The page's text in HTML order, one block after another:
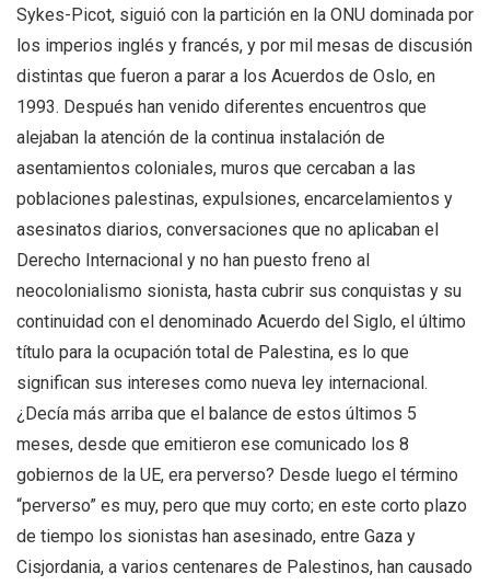
Sykes-Picot, siguió con la partición en la ONU dominada por
los imperios inglés y francés, y por mil mesas de discusión
distintas que fueron a parar a los Acuerdos de Oslo, en
1993. Después han venido diferentes encuentros que
alejaban la atención de la continua instalación de
asentamientos coloniales, muros que cercaban a las
poblaciones palestinas, expulsiones, encarcelamientos y
asesinatos diarios, conversaciones que no aplicaban el
Derecho Internacional y no han puesto freno al
neocolonialismo sionista, hasta cubrir sus conquistas y su
continuidad con el denominado Acuerdo del Siglo, el último
título para la ocupación total de Palestina, es lo que
significan sus intereses como nueva ley internacional.
¿Decía más arriba que el balance de estos últimos 5
meses, desde que emitieron ese comunicado los 8
gobiernos de la UE, era perverso? Desde luego el término
“perverso” es muy, pero que muy corto; en este corto plazo
de tiempo los sionistas han asesinado, entre Gaza y
Cisjordania, a varios centenares de Palestinos, han causado